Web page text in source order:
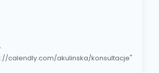
calendly.com/akulinska/konsultacje"